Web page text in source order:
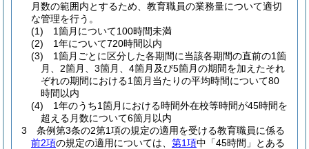
月数の範囲内とするため、教育職員の業務量について適切
な管理を行う。
(1)
1箇月について100時間未満
(2)
1年について720時間以内
(3)
1箇月ごとに区分した各期間に当該各期間の直前の1箇
月、2箇月、3箇月、4箇月及び5箇月の期間を加えたそれ
ぞれの期間における1箇月当たりの平均時間について80
時間以内
(4)
1年のうち1箇月における時間外在校等時間が45時間を
超える月数について6箇月以内
3
条例第3条の2第1項の規定の適用を受ける教育職員に係る
前2項の規定の適用については、 第1項中「45時間」とある